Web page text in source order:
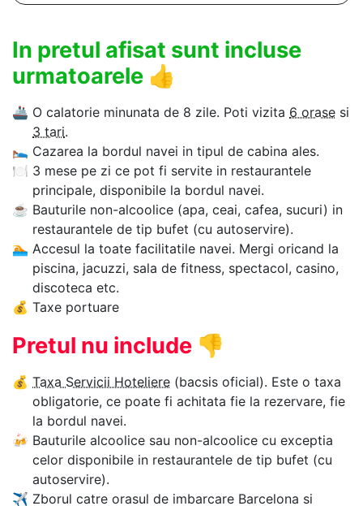
In pretul afisat sunt incluse
urmatoarele 👍
🚢 O calatorie minunata de 8 zile. Poti vizita 6 orase si
3 tari.
🛌 Cazarea la bordul navei in tipul de cabina ales.
🍽 3 mese pe zi ce pot fi servite in restaurantele
principale, disponibile la bordul navei.
☕ Bauturile non-alcoolice (apa, ceai, cafea, sucuri) in
restaurantele de tip bufet (cu autoservire).
🏊‍ Accesul la toate facilitatile navei. Mergi oricand la
piscina, jacuzzi, sala de fitness, spectacol, casino,
discoteca etc.
💰 Taxe portuare
Pretul nu include 👎
💰 Taxa Servicii Hoteliere (bacsis oficial). Este o taxa
obligatorie, ce poate fi achitata fie la rezervare, fie
la bordul navei.
🍻 Bauturile alcoolice sau non-alcoolice cu exceptia
celor disponibile in restaurantele de tip bufet (cu
autoservire).
✈ Zborul catre orasul de imbarcare Barcelona si